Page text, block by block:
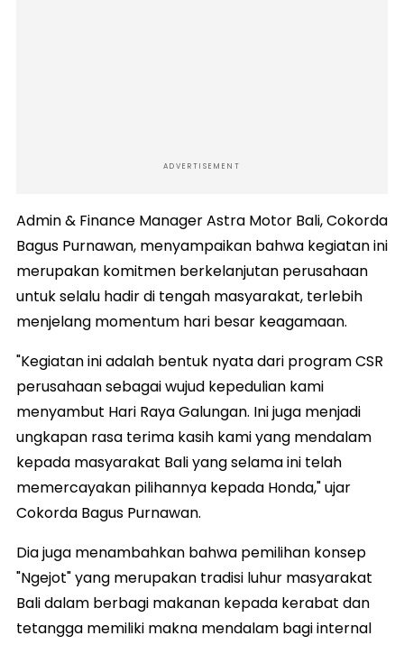
ADVERTISEMENT
Admin & Finance Manager Astra Motor Bali, Cokorda
Bagus Purnawan, menyampaikan bahwa kegiatan ini
merupakan komitmen berkelanjutan perusahaan
untuk selalu hadir di tengah masyarakat, terlebih
menjelang momentum hari besar keagamaan.
"Kegiatan ini adalah bentuk nyata dari program CSR
perusahaan sebagai wujud kepedulian kami
menyambut Hari Raya Galungan. Ini juga menjadi
ungkapan rasa terima kasih kami yang mendalam
kepada masyarakat Bali yang selama ini telah
memercayakan pilihannya kepada Honda," ujar
Cokorda Bagus Purnawan.
Dia juga menambahkan bahwa pemilihan konsep
"Ngejot" yang merupakan tradisi luhur masyarakat
Bali dalam berbagi makanan kepada kerabat dan
tetangga memiliki makna mendalam bagi internal